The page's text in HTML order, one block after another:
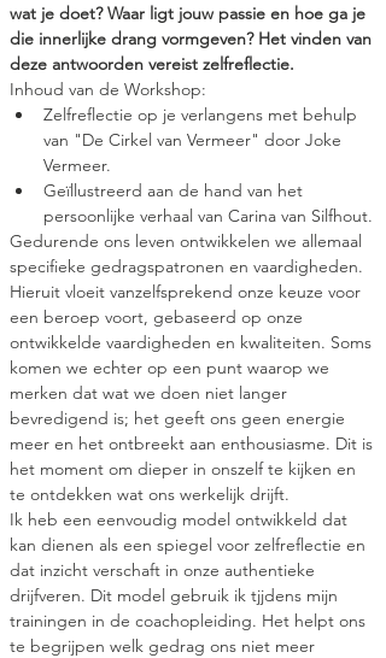
wat je doet? Waar ligt jouw passie en hoe ga je
die innerlijke drang vormgeven? Het vinden van
deze antwoorden vereist zelfreflectie.
Inhoud van de Workshop:
Zelfreflectie op je verlangens met behulp
van "De Cirkel van Vermeer" door Joke
Vermeer.
Geïllustreerd aan de hand van het
persoonlijke verhaal van Carina van Silfhout.
Gedurende ons leven ontwikkelen we allemaal
specifieke gedragspatronen en vaardigheden.
Hieruit vloeit vanzelfsprekend onze keuze voor
een beroep voort, gebaseerd op onze
ontwikkelde vaardigheden en kwaliteiten. Soms
komen we echter op een punt waarop we
merken dat wat we doen niet langer
bevredigend is; het geeft ons geen energie
meer en het ontbreekt aan enthousiasme. Dit is
het moment om dieper in onszelf te kijken en
te ontdekken wat ons werkelijk drijft.
Ik heb een eenvoudig model ontwikkeld dat
kan dienen als een spiegel voor zelfreflectie en
dat inzicht verschaft in onze authentieke
drijfveren. Dit model gebruik ik tjjdens mijn
trainingen in de coachopleiding. Het helpt ons
te begrijpen welk gedrag ons niet meer